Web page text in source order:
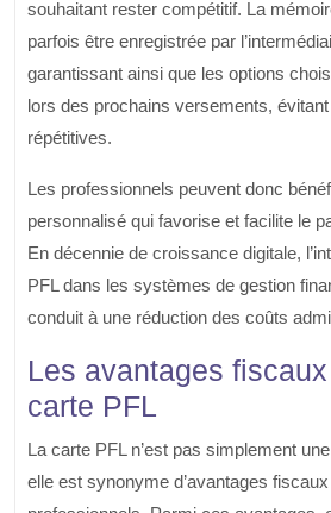
souhaitant rester compétitif. La
parfois être enregistrée par
garantissant ainsi que les options
lors des prochains versements,
répétitives.
Les professionnels peuvent donc
personnalisé qui favorise et facilite le
En décennie de croissance digitale,
PFL dans les systèmes de gestion
conduit à une réduction des coûts
Les avantages
carte PFL
La carte PFL n’est pas simplement
elle est synonyme d’avantages